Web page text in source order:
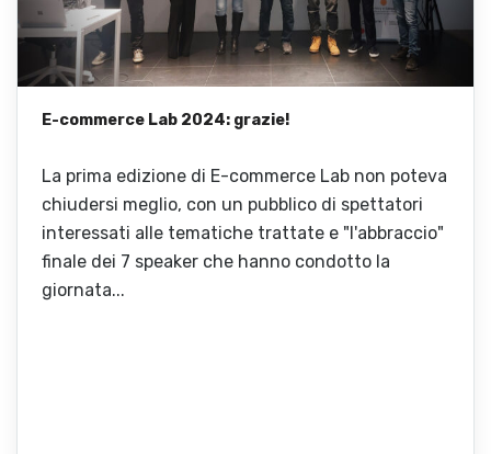
E-commerce Lab 2024: grazie!
La prima edizione di E-commerce Lab non poteva
chiudersi meglio, con un pubblico di spettatori
interessati alle tematiche trattate e "l'abbraccio"
finale dei 7 speaker che hanno condotto la
giornata...